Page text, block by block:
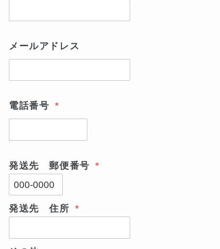
メールアドレス
電話番号 *
発送先 郵便番号 *
発送先 住所 *